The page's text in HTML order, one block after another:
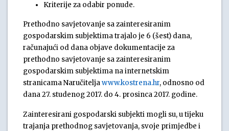
Kriterije za odabir ponude.
Prethodno savjetovanje sa zainteresiranim
gospodarskim subjektima trajalo je 6 (šest) dana,
računajući od dana objave dokumentacije za
prethodno savjetovanje sa zainteresiranim
gospodarskim subjektima na internetskim
stranicama Naručiteljawww.kostrena.hr, odnosno od
dana 27. studenog 2017. do 4. prosinca 2017. godine.
Zainteresirani gospodarski subjekti mogli su, u tijeku
trajanja prethodnog savjetovanja, svoje primjedbe i